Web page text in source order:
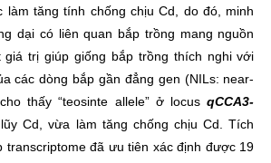
làm tăng tính chống chịu Cd, do đó, minh
dại có liên quan bắp trồng mang nguồn
trị giúp giống bắp trồng thích nghi với
các dòng bắp gần đẳng gen (NILs: near-
thấy “teosinte allele” ở locus qCCA3-
Cd, vừa làm tăng chống chịu Cd. Tích
transcriptome đã ưu tiên xác định được 19